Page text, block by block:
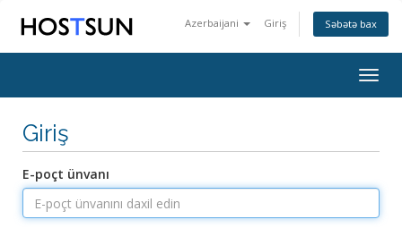
Azerbaijani Giriş Səbətə bax
Giriş
E-poçt ünvanı